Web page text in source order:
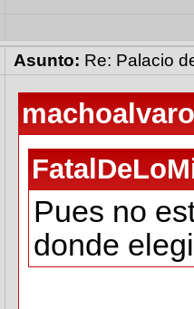
Asunto: Re: Palacio
Pues no
donde